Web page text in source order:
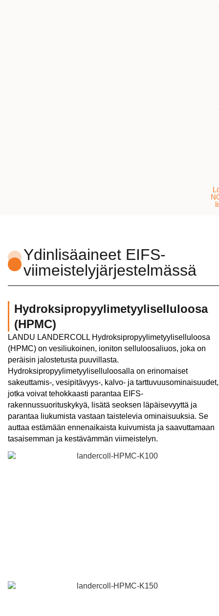
Ydinlisäaineet EIFS-
viimeistelyjärjestelmässä
Hydroksipropyylimetyyliselluloosa
(HPMC)
LANDU LANDERCOLL Hydroksipropyylimetyyliselluloosa
(HPMC) on vesiliukoinen, ioniton selluloosaliuos, joka on
peräisin jalostetusta puuvillasta.
Hydroksipropyylimetyyliselluloosalla on erinomaiset
sakeuttamis-, vesipitävyys-, kalvo- ja tarttuvuusominaisuudet,
jotka voivat tehokkaasti parantaa EIFS-
rakennussuorituskykyä, lisätä seoksen läpäisevyyttä ja
parantaa liukumista vastaan taistelevia ominaisuuksia. Se
auttaa estämään ennenaikaista kuivumista ja saavuttamaan
tasaisemman ja kestävämmän viimeistelyn.